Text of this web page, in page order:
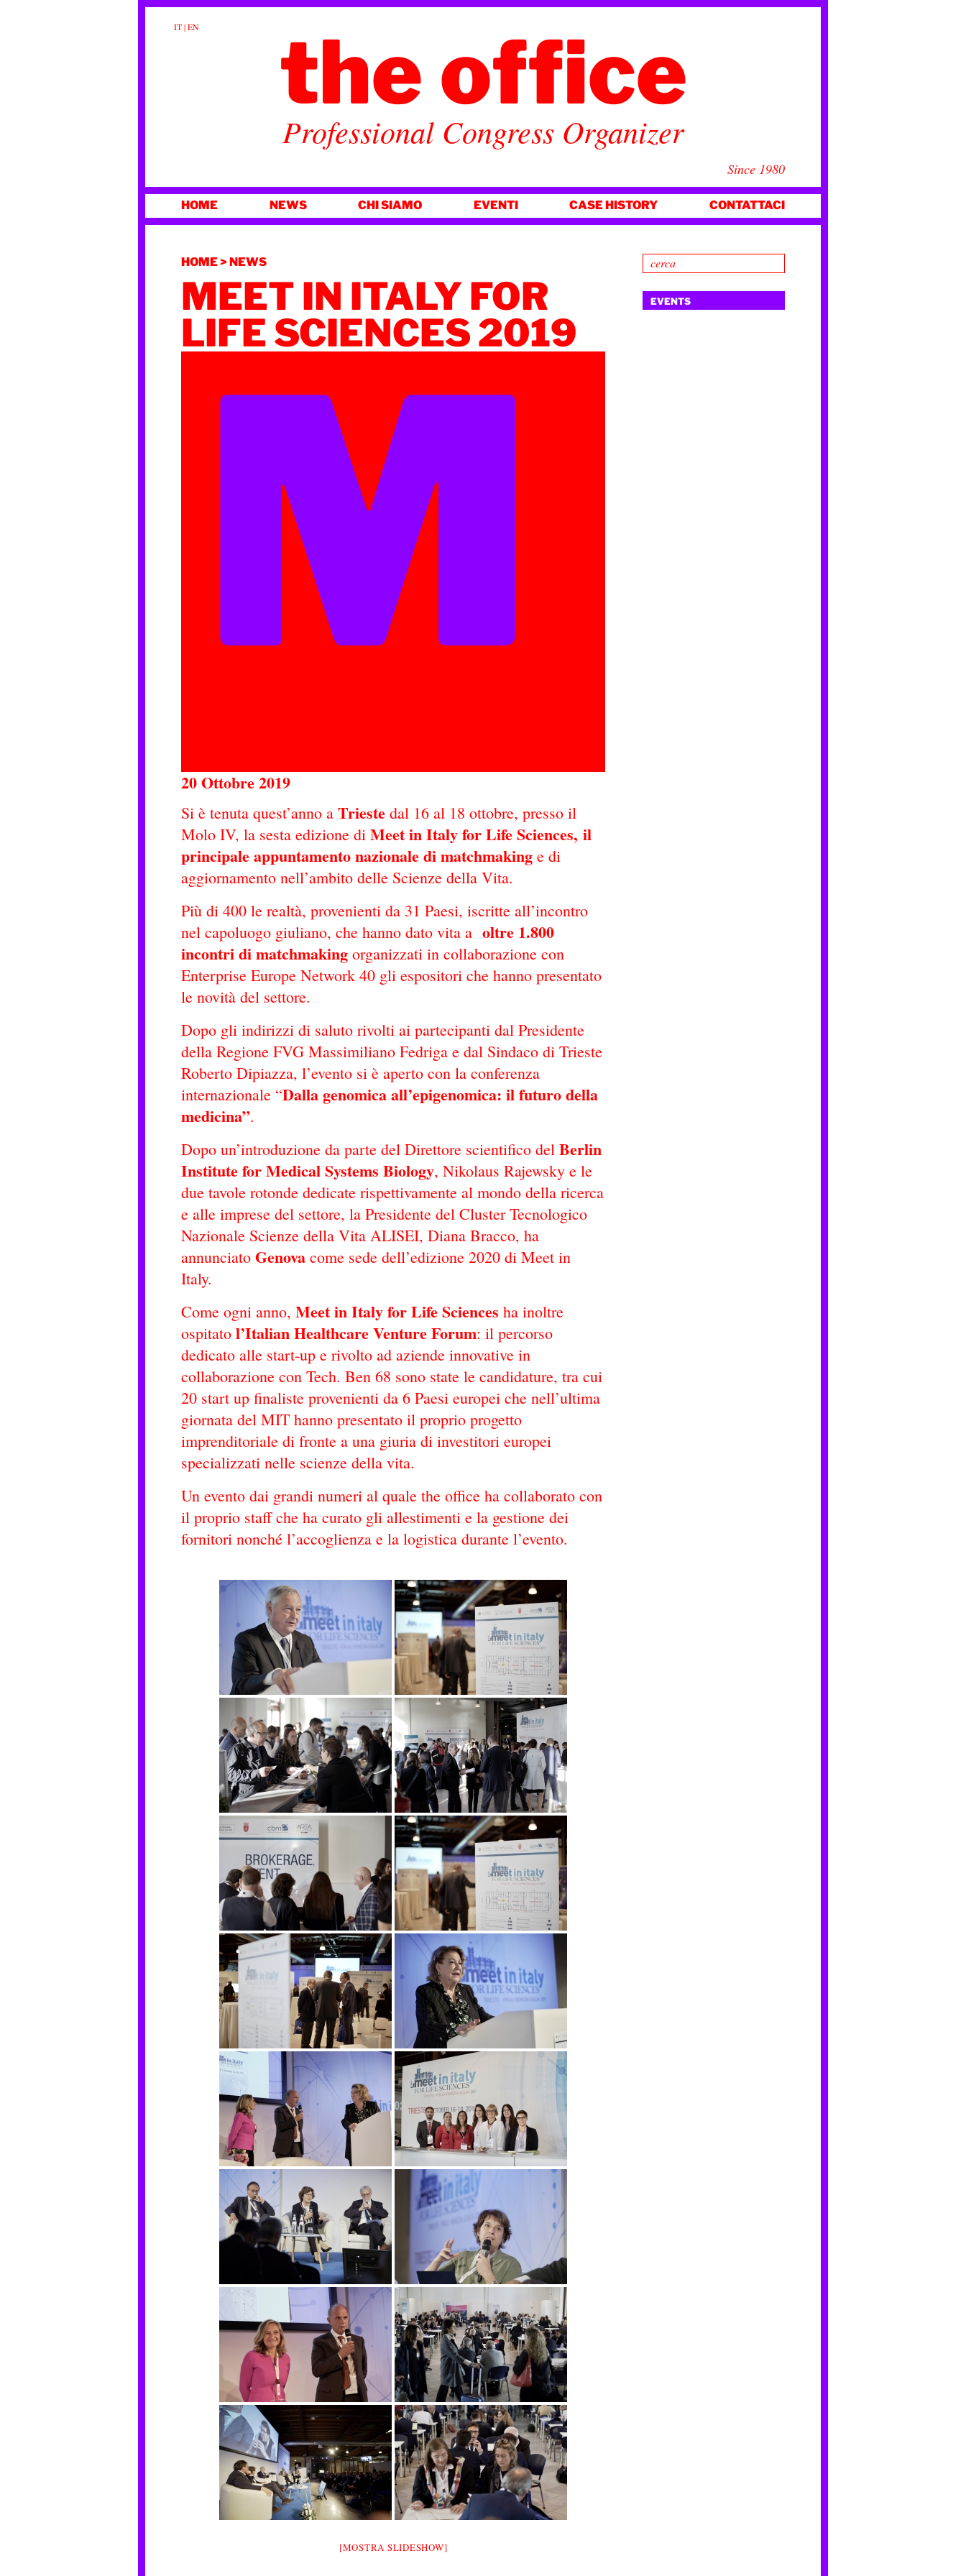
IT|EN the office
Professional Congress Organizer
Since 1980
AL
HOME NEWS CHI SIAMO EVENTI CASE HISTORY CONTATTACI
HOME> NEWS
MEET IN ITALY FOR
LIFE SCIENCES 2019
M
20 Ottobre 2019
Si è tenuta quest’anno a Trieste dal 16 al 18 ottobre, presso il
Molo IV, la sesta edizione di Meet in Italy for Life Sciences, il
principale appuntamento nazionale di matchmaking e di
aggiornamento nell’ambito delle Scienze della Vita.
Più di 400 le realtà, provenienti da 31 Paesi, iscritte all’incontro
nel capoluogo giuliano, che hanno dato vita a oltre 1.800
incontri di matchmaking organizzati in collaborazione con
Enterprise Europe Network 40 gli espositori che hanno presentato
le novità del settore.
Dopo gli indirizzi di saluto rivolti ai partecipanti dal Presidente
della Regione FVG Massimiliano Fedriga e dal Sindaco di Trieste
Roberto Dipiazza, l’evento si è aperto con la conferenza
internazionale “Dalla genomica all’epigenomica: il futuro della
medicina”.
Dopo un’introduzione da parte del Direttore scientifico del Berlin
Institute for Medical Systems Biology, Nikolaus Rajewsky e le
due tavole rotonde dedicate rispettivamente al mondo della ricerca
e alle imprese del settore, la Presidente del Cluster Tecnologico
Nazionale Scienze della Vita ALISEI, Diana Bracco, ha
annunciato Genova come sede dell’edizione 2020 di Meet in
Italy.
Come ogni anno, Meet in Italy for Life Sciences ha inoltre
ospitato l’Italian Healthcare Venture Forum: il percorso
dedicato alle start-up e rivolto ad aziende innovative in
collaborazione con Tech. Ben 68 sono state le candidature, tra cui
20 start up finaliste provenienti da 6 Paesi europei che nell’ultima
giornata del MIT hanno presentato il proprio progetto
imprenditoriale di fronte a una giuria di investitori europei
specializzati nelle scienze della vita.
Un evento dai grandi numeri al quale the office ha collaborato con
il proprio staff che ha curato gli allestimenti e la gestione dei
fornitori nonché l’accoglienza e la logistica durante l’evento.
[MOSTRA SLIDESHOW]
EVENTS